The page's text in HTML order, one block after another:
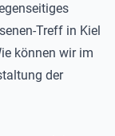
Treff in Kiel
können wir im
der